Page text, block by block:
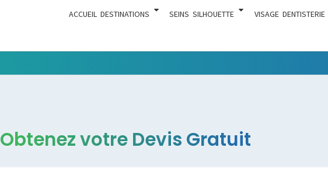
ACCUEIL DESTINATIONS SEINS SILHOUETTE VISAGE DENTISTERIE
Tout Ce
Chirurgie
Esthétique
Obtenez votre Devis Gratuit